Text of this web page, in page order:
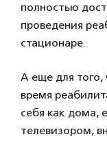
полностью
проведения
стационаре.
А еще для
время
себя как дома,
телевизором,